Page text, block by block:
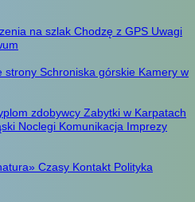
na szlak Chodzę z GPS Uwagi
strony Schroniska górskie Kamery w
zdobywcy Zabytki w Karpatach
Noclegi Komunikacja Imprezy
Czasy Kontakt Polityka